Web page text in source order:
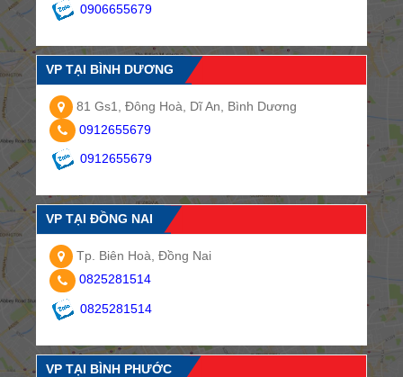
0906655679
VP TẠI BÌNH DƯƠNG
81 Gs1, Đông Hoà, Dĩ An, Bình Dương
0912655679
0912655679
VP TẠI ĐỒNG NAI
Tp. Biên Hoà, Đồng Nai
0825281514
0825281514
VP TẠI BÌNH PHƯỚC